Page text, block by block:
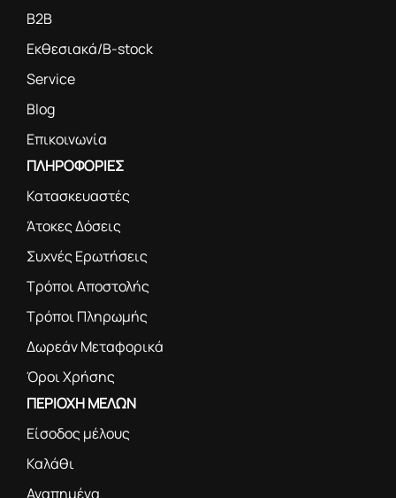
B2B
Εκθεσιακά/B-stock
Service
Blog
Επικοινωνία
ΠΛΗΡΟΦΟΡΙΕΣ
Κατασκευαστές
Άτοκες Δόσεις
Συχνές Ερωτήσεις
Τρόποι Αποστολής
Τρόποι Πληρωμής
Δωρεάν Μεταφορικά
Όροι Χρήσης
ΠΕΡΙΟΧΗ ΜΕΛΩΝ
Είσοδος μέλους
Καλάθι
Αγαπημένα